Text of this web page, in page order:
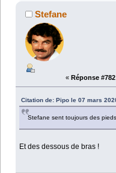
Stefane
« Réponse
Citation de: Pipo le 07 mars
Stefane sent toujours des
Et des dessous de bras !